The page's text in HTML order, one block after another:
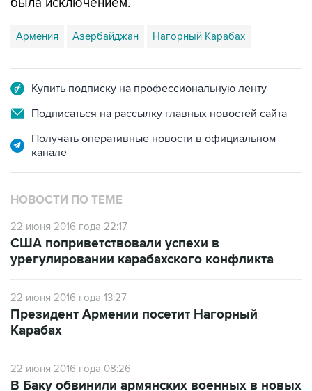
Армения Азербайджан
Подписаться на рассылку главных новостей сайта
Получать оперативные новости в официальном
НОВОСТИ ПО ТЕМЕ
22 июня 2016 года 22:17
урегулировании карабахского конфликта
22 июня 2016 года 13:27
Карабах
22 июня 2016 года 08:26
нарушениях перемирия